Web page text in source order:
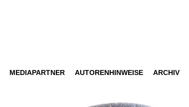
MEDIAPARTNER AUTORENHINWEISE ARCHIV